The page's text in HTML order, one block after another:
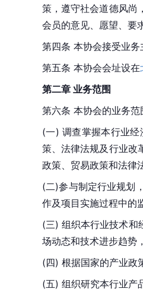
策，遵守社会道德风尚
会员的意见、愿望、要
第四条 本协会接受业
第五条 本协会会址设在
第二章 业务范围
第六条 本协会的业务范
(一) 调查掌握本行业
策、法律法规及行业改
政策、贸易政策和法律
(二)参与制定行业规划
作及项目实施过程中的
(三) 组织本行业技术和
场动态和技术进步趋势
(四) 根据国家的产业政
(五) 组织研究本行业产